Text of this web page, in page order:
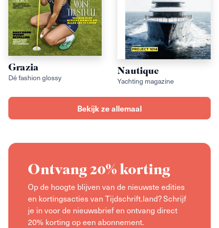
Grazia
Dé fashion glossy Nautique
Yachting magazine
Bekijk ze allemaal
Ontvang 20% korting
Op de hoogte blijven van de nieuwste edities
en kortingsacties van Tijdschrift.land? Schrijf
je in voor de nieuwsbrief en ontvang direct
20% korting op een abonnement.